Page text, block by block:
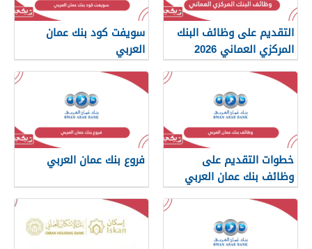
التقديم على وظائف البنك
المركزي العماني 2026
سويفت كود بنك عمان
العربي
خطوات التقديم على
وظائف بنك عمان العربي
فروع بنك عمان العربي